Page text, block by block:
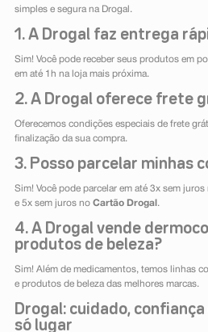
simples e segura na Drogal.
1. A Drogal faz entrega
Sim! Você pode receber seus produtos em
em até 1h na loja mais próxima.
2. A Drogal oferece frete
Oferecemos condições especiais de frete
finalização da sua compra.
3. Posso parcelar minhas
Sim! Você pode parcelar em até 3x sem
e 5x sem juros no Cartão Drogal .
4. A Drogal vende
produtos de beleza?
Sim! Além de medicamentos, temos linhas
e produtos de beleza das melhores marcas.
Drogal: cuidado,
só lugar